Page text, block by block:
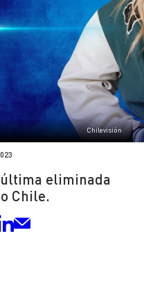
Chilevisión
eliminada
Chile.